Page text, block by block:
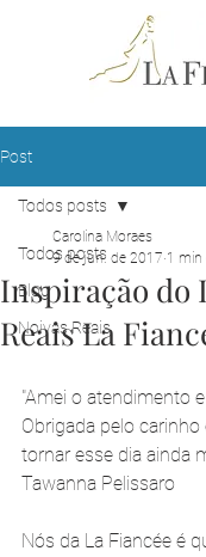
Post
Todos posts
Blog
Noivas Reais
Todos posts
Inspiração do
Reais La
Carolina Moraes
9 de jun. de 2017 1 min
"Amei o atendimento e
Obrigada pelo carinho
tornar esse dia ainda
Tawanna Pelissaro
Nós da La Fiancée é